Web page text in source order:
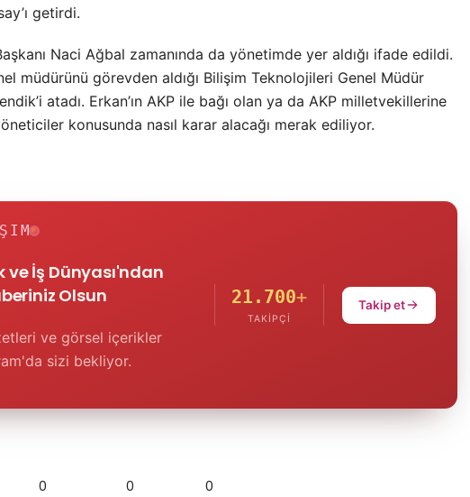
getirdi.
Naci Ağbal zamanında da yönetimde yer aldığı ifade edildi.
müdürünü görevden aldığı Bilişim Teknolojileri Genel Müdür
atadı. Erkan’ın AKP ile bağı olan ya da AKP milletvekillerine
konusunda nasıl karar alacağı merak ediliyor.
ve İş Dünyası'ndan
Olsun
ve görsel içerikler
sizi bekliyor.
21.700+
TAKIPÇI
Takip et
0 0 0